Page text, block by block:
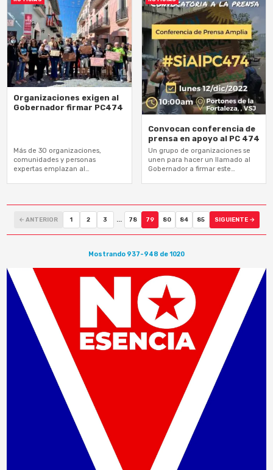
Organizaciones exigen al
Gobernador firmar PC474
Más de 30 organizaciones,
comunidades y personas
expertas emplazan al
Convocan conferencia de
prensa en apoyo al PC 474
Un grupo de organizaciones se
unen para hacer un llamado al
Gobernador a firmar este
← ANTERIOR 1 2 3 78 79 80 84 85 SIGUIENTE →
Mostrando 937-948 de 1020